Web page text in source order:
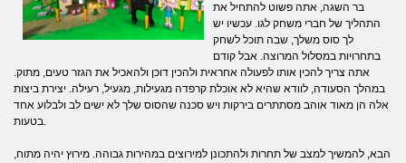
בר השגה, אתה פשוט להתחיל את
התהליך של חברי משחק לגו. עכשיו יש
לך סוס משלך, שבה תוכל לשחק
בתחרויות במסלול המרוצה. אבל קודם
אתה צריך להכין אותו לפעולה אחראית ולהכין דוכן ולהאכיל את הגזר טעים, מתוק.
במהלך הסעודה, לוודא שהיא לא אוכלת קרפדה מגעילות, מגעיל, רעילה. יצירת ביצות
אלה הן מאוד אוהב מסתתרים בירקות ויש סכנה שהסוס שלך לא ישים לב ולבלוע אחד
בטעות.
הבא, להמשיך למצב של תחרות ולהתכונן למירוצים במהירות גבוהה. מירוץ יהיה מתוח,